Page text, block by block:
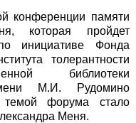
конференции памяти
которая пройдет
инициативе Фонда
толерантности
библиотеки
М.И. Рудомино
форума стало
Меня.